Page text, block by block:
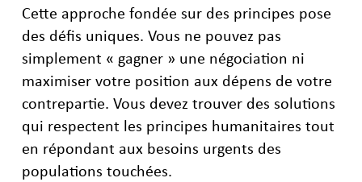
Cette approche fondée sur des principes pose
des défis uniques. Vous ne pouvez pas
simplement « gagner » une négociation ni
maximiser votre position aux dépens de votre
contrepartie. Vous devez trouver des solutions
qui respectent les principes humanitaires tout
en répondant aux besoins urgents des
populations touchées.